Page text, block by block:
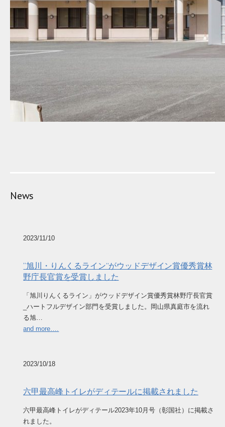
News
2023/11/10
“旭川・りんくるライン”がウッドデザイン賞優秀賞林
野庁長官賞を受賞しました
「旭川りんくるライン」がウッドデザイン賞優秀賞林野庁長官賞
_ハートフルデザイン部門を受賞しました。岡山県真庭市を流れ
る旭…
and more….
2023/10/18
六甲最高峰トイレがディテールに掲載されました
六甲最高峰トイレがディテール2023年10月号（彰国社）に掲載さ
れました。